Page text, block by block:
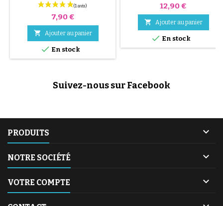
Prix
7,90 €
 Ajouter au panier
 En stock
Prix
12,90 €
 Ajouter au panier
 En stock
Suivez-nous sur Facebook
PRODUITS 
NOTRE SOCIÉTÉ 
VOTRE COMPTE 